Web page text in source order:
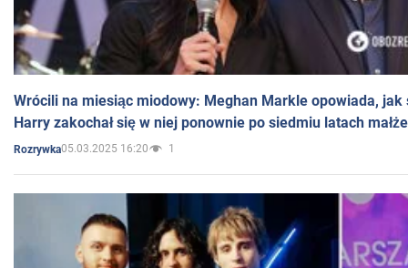
Wrócili na miesiąc miodowy: Meghan Markle opowiada, jak
Harry zakochał się w niej ponownie po siedmiu latach
Rozrywka05.03.2025 16:20 1